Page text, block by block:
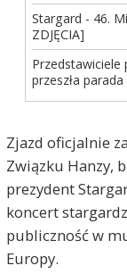
Stargard - 46.
ZDJĘCIA]
Przedstawiciele
przeszła parada
Zjazd oficjalnie
Związku Hanzy,
prezydent
koncert
publiczność w
Europy.